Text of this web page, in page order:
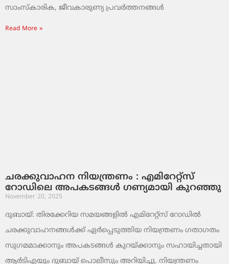
സാംസ്‌കാരിക, ജീവകാരുണ്യ പ്രവർത്തനങ്ങൾ
Read More »
ചരക്കുവാഹന നിയന്ത്രണം : എമിറേറ്റ്സ്
റോഡിലെ അപകടങ്ങൾ ഗണ്യമായി കുറഞ്ഞു
November 20, 2025
ദുബായ്: തിരക്കേറിയ സമയങ്ങളിൽ എമിറേറ്റ്സ് റോഡിൽ
ചരക്കുവാഹനങ്ങൾക്ക് ഏർപ്പെടുത്തിയ നിയന്ത്രണം ഗതാഗതം
സുഗമമാക്കാനും അപകടങ്ങൾ കുറയ്ക്കാനും സഹായിച്ചതായി
ആർടിഎയും ദുബായ് പൊലീസും അറിയിച്ചു. നിയന്ത്രണം